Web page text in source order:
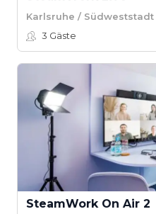
Karlsruhe / Südweststadt
3 Gäste
SteamWork On Air 2